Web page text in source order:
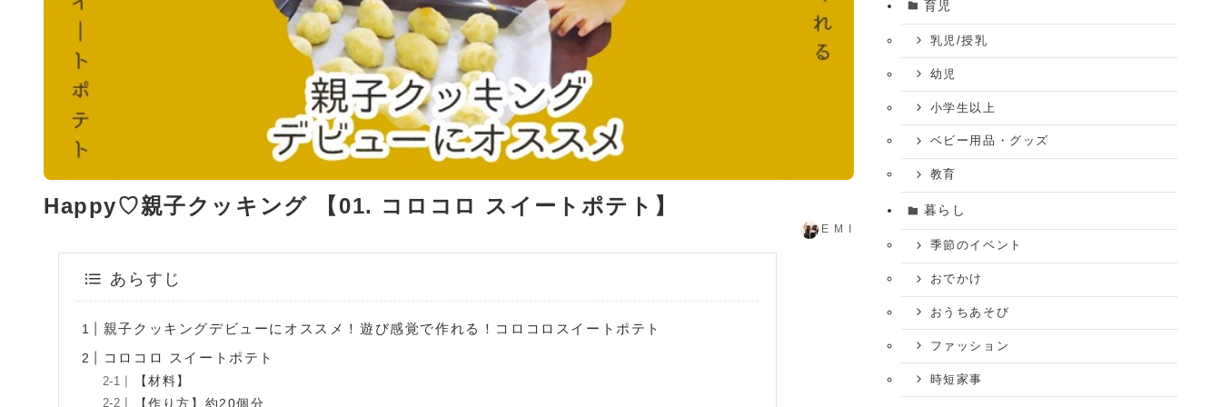
Happy♡親子クッキング 【01. コロコロ スイートポテト】
E M I
あらすじ
親子クッキングデビューにオススメ！遊び感覚で作れる！コロコロスイートポテト
コロコロ スイートポテト
【材料】
【作り方】約20個分
育児
乳児/授乳
幼児
小学生以上
ベビー用品・グッズ
教育
暮らし
季節のイベント
おでかけ
おうちあそび
ファッション
時短家事